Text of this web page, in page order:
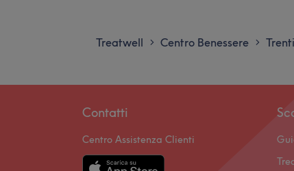
Treatwell > Centro Benessere >
Contatti
Centro Assistenza Clienti